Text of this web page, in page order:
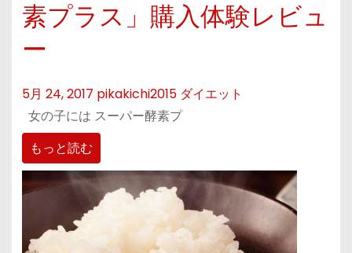
素プラス」購入体験レビュ
ー
5月 24, 2017 pikakichi2015 ダイエット
女の子には スーパー酵素プ
もっと読む